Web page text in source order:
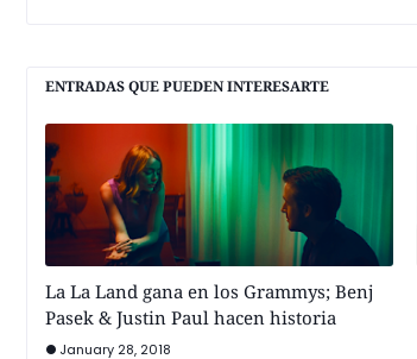
ENTRADAS QUE PUEDEN INTERESARTE
La La Land gana en los Grammys; Benj
Pasek & Justin Paul hacen historia
January 28, 2018